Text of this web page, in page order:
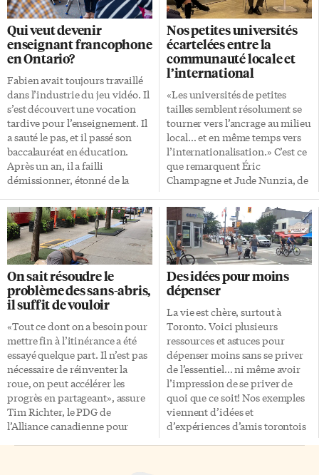
Qui veut devenir
enseignant francophone
en Ontario?
Fabien avait toujours travaillé
dans l’industrie du jeu vidéo. Il
s’est découvert une vocation
tardive pour l’enseignement. Il
a sauté le pas, et il passé son
baccalauréat en éducation.
Après un an, il a failli
démissionner, étonné de la
d’une classe et de la difficulté à
gérer des niveaux d’élèves et
des attitudes de parents très
différents. Le contexte de
pandémie n’a rien facilité.
Maintenant que les choses se
sont tassées, il est très content
de travailler comme
enseignant. Il conseille
simplement à ceux qui
envisagent ce métier de ne pas
se décourager, ainsi que […]
Nos petites universités
écartelées entre la
communauté locale et
l’international
«Les universités de petites
tailles semblent résolument se
tourner vers l’ancrage au milieu
local… et en même temps vers
l’internationalisation.» C’est ce
que remarquent Éric
Champagne et Jude Nunzia, de
l’étude qu’ils ont entamée sur le
rôle et la mission des
universités de petite taille au
sein de la francophonie. Les
chercheurs participaient, ces
16, 17 et 18 novembre, au
colloque annuel du Réseau de la
recherche sur la francophonie
canadienne qui avait lieu à
l’Université de l’Ontario
français (UOF) à Toronto, en
collaboration avec l’Association
des collèges et universités de la
francophonie canadienne
(ACUFC). Des représentants
d’institutions […]
On sait résoudre le
problème des sans-abris,
il suffit de vouloir
«Tout ce dont on a besoin pour
mettre fin à l’itinérance a été
essayé quelque part. Il n’est pas
nécessaire de réinventer la
roue, on peut accélérer les
progrès en partageant», assure
Tim Richter, le PDG de
l’Alliance canadienne pour
Des idées pour moins
dépenser
La vie est chère, surtout à
Toronto. Voici plusieurs
ressources et astuces pour
dépenser moins sans se priver
de l’essentiel… ni même avoir
l’impression de se priver de
quoi que ce soit! Nos exemples
viennent d’idées et
d’expériences d’amis torontois